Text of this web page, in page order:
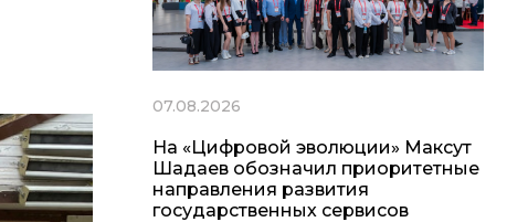
07.08.2026
На «Цифровой эволюции» Максут
Шадаев обозначил приоритетные
направления развития
государственных сервисов